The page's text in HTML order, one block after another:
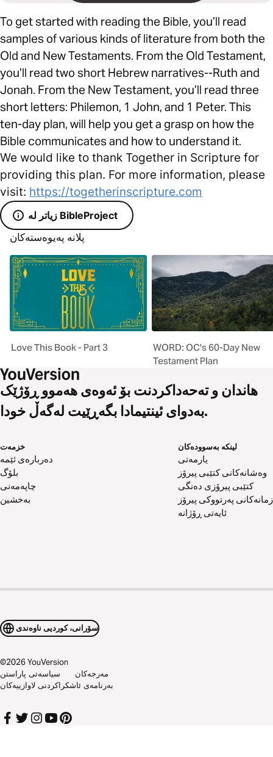
To get started with reading the Bible, you’ll read
samples of various kinds of literature from both the
Old and New Testaments. From the Old Testament,
you’ll read two short Hebrew narratives--Ruth and
Jonah. From the New Testament, you’ll read three
short letters: Philemon, 1 John, and 1 Peter. This
ten-day plan, will help you get a grasp on how the
Bible communicates and how to understand it.
We would like to thank Together in Scripture for
providing this plan. For more information, please
visit: https://togetherinscripture.com
زیاتر لە BibleProject
پلانە پەیوەستەکان
Love This Book - Part 3
WORD: OC's 60-Day New
Testament Plan
هاندان و تەحەداکردنت بۆ ئەوەی هەموو ڕۆژێک
بەدوای ئینتیمادا بگەڕێیت لەگەڵ خودا.
خزمەت
دەربارەی ئێمە
بلۆگ
چاپەمەنی
بەخشین
لینکە بەسوودەکان
یارمەتی
وەشانەکانی کتێبی پیرۆز
کتێبی پیرۆزی دەنگی
زمانەکانی پەرتووکی پیرۆز
ئایەتی ڕۆژانە
سۆرانی، کوردیی ناوەندی
©2026YouVersion
سیاسەتی پاراستن
مەرجەکان
بەرنامەی ئاشکراکردنی لاوازییەکان